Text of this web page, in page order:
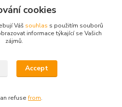
cookies
Váš souhlas s použitím souborů
informace týkající se Vašich
zájmů.
Accept
refusefrom.